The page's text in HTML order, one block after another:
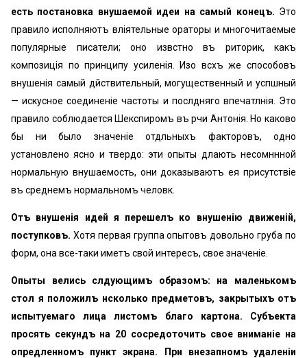
есть постановка внушаемой идеи на самый конецъ. Это
правило исполняютъ вліятельные ораторы и многочитаемые
популярные писатели; оно извѣстно въ риторикѣ, какъ
композиція по принципу усиленія. Изо всѣхъ же способовъ
внушенія самый дѣйствительный, могущественный и успѣшный
— искусное соединеніе частоты и послѣдняго впечатлѣнія. Это
правило соблюдается Шекспиромъ въ рѣчи Антонія. Но каково
бы ни было значеніе отдѣльныхъ факторовъ, одно
установлено ясно и твердо: эти опыты дѣлають несомнѣнной
нормальную внушаемость, они доказываютъ ея присутствіе
въ среднемъ нормальномъ человѣкѣ.
Отъ внушенія идей я перешелъ ко внушенію движеній,
поступковъ. Хотя первая группа опытовъ довольно груба по
формѣ, она все-таки имѣетъ свой интересъ, свое значеніе.
Опыты велись слѣдующимъ образомъ: на маленькомъ
столѣ я положилъ нѣсколько предметовъ, закрытыхъ отъ
испытуемаго лица листомъ бѣлаго картона. Субъекта
просять секундъ на 20 сосредоточить свое вниманіе на
опредѣленномъ пунктѣ экрана. При внезапномъ удаленіи